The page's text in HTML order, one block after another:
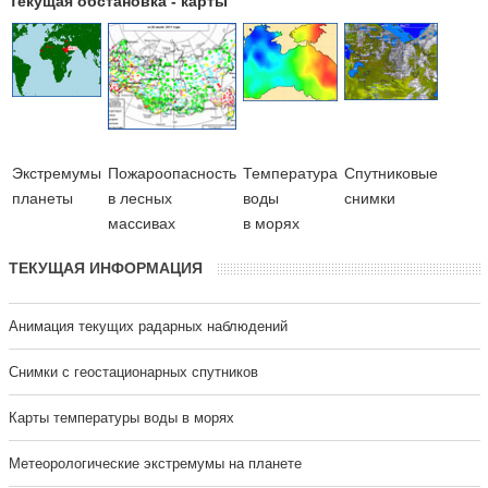
Экстремумы
планеты
Пожароопасность
в лесных
массивах
Температура
воды
в морях
Cпутниковые
снимки
ТЕКУЩАЯ ИНФОРМАЦИЯ
Анимация текущих радарных наблюдений
Cнимки с геостационарных спутников
Карты температуры воды в морях
Метеорологические экстремумы на планете